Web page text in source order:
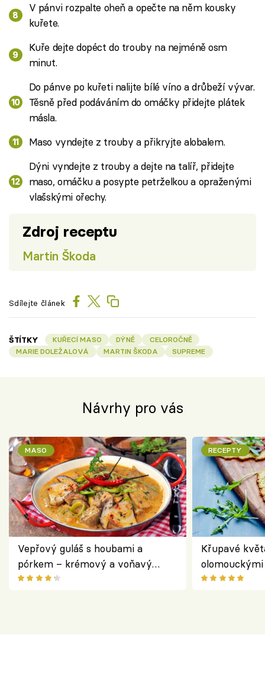
V pánvi rozpalte oheň a opečte na něm kousky
kuřete.
Kuře dejte dopéct do trouby na nejméně osm
minut.
Do pánve po kuřeti nalijte bílé víno a drůbeží vývar.
Těsně před podáváním do omáčky přidejte plátek
másla.
Maso vyndejte z trouby a přikryjte alobalem.
Dýni vyndejte z trouby a dejte na talíř, přidejte
maso, omáčku a posypte petrželkou a opraženými
vlašskými ořechy.
Zdroj receptu
Martin Škoda
Sdílejte článek
ŠTÍTKY KUŘECÍ MASO DÝNĚ
CELOROČNĚ
MARIE DOLEŽALOVÁ
MARTIN ŠKODA SUPREME
Návrhy pro vás
MASO
Vepřový guláš s houbami a
pórkem – krémový a voňavý
pokrm z jednoho hrnce
RECEPTY
Křupavé
bezlepkový